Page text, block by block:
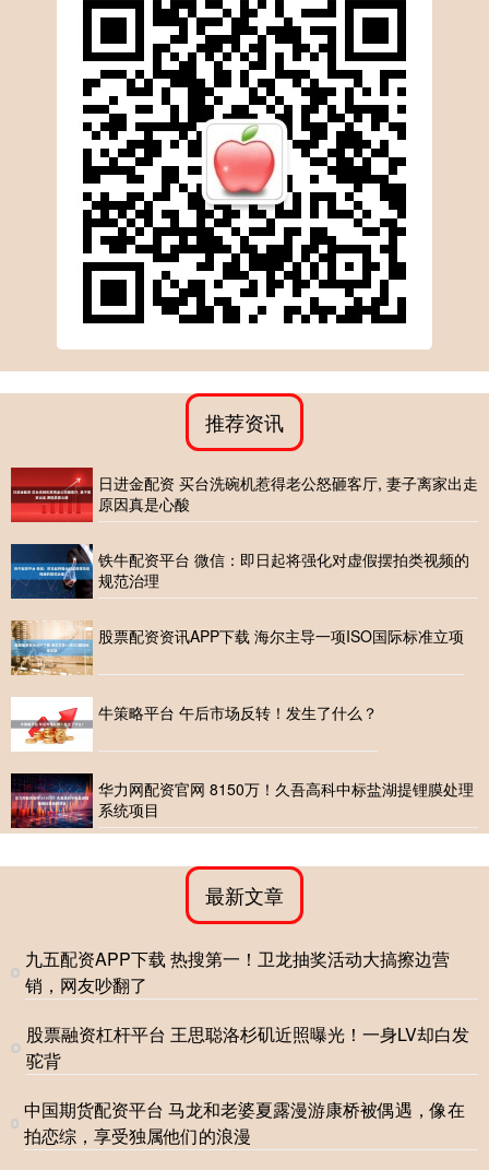
推荐资讯
日进金配资 买台洗碗机惹得老公怒砸客厅, 妻子离家出走
原因真是心酸
铁牛配资平台 微信：即日起将强化对虚假摆拍类视频的
规范治理
股票配资资讯APP下载 海尔主导一项ISO国际标准立项
牛策略平台 午后市场反转！发生了什么？
华力网配资官网 8150万！久吾高科中标盐湖提锂膜处理
系统项目
最新文章
九五配资APP下载 热搜第一！卫龙抽奖活动大搞擦边营
销，网友吵翻了
股票融资杠杆平台 王思聪洛杉矶近照曝光！一身LV却白发
驼背
中国期货配资平台 马龙和老婆夏露漫游康桥被偶遇，像在
拍恋综，享受独属他们的浪漫